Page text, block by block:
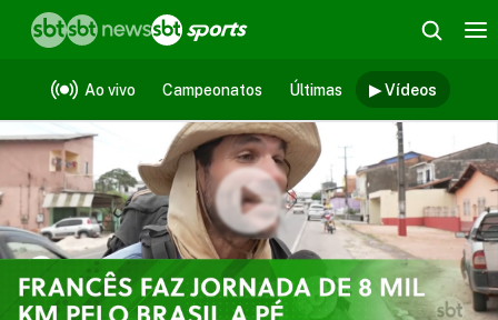
Ao vivo Campeonatos Últimas ▶ Vídeos
Vídeos